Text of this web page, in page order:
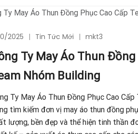
2025 Tin Tức Mới mkt3
Ty May Áo Thun Đồng
Nhóm Building
Ty May Áo Thun Đồng Phục Cao
tìm kiếm đơn vị may áo thun đồng
lượng, bền đẹp và thể hiện tinh thần